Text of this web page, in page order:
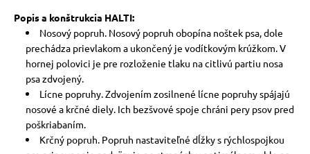
Popis a konštrukcia HALTI:
Nosový popruh. Nosový popruh obopína noštek psa, dole
prechádza prievlakom a ukončený je vodítkovým krúžkom. V
hornej polovici je pre rozloženie tlaku na citlivú partiu nosa
psa zdvojený.
Lícne popruhy. Zdvojením zosilnené lícne popruhy spájajú
nosové a krčné diely. Ich bezšvové spoje chráni pery psov pred
poškriabaním.
Krčný popruh. Popruh nastaviteľné dĺžky s rýchlospojkou